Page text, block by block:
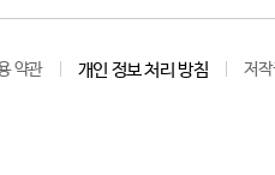
약관 개인 정보 처리 방침 저